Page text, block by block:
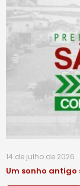
14 de julho de 2026
Um sonho